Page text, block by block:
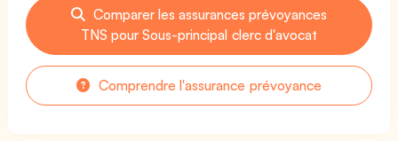
Comparer les assurances prévoyances
TNS pour Sous-principal clerc d'avocat
Comprendre l'assurance prévoyance